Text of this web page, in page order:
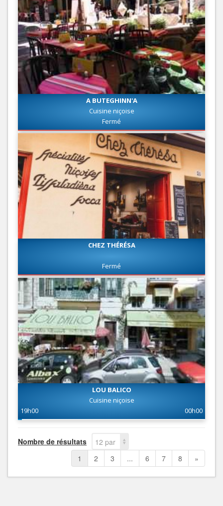
A BUTEGHINN'A
Cuisine niçoise
Fermé
CHEZ THÉRÉSA
Fermé
LOU BALICO
Cuisine niçoise
19h00
00h00
Nombre de résultats
12 par
page
1 2 3 ... 6 7 8 »